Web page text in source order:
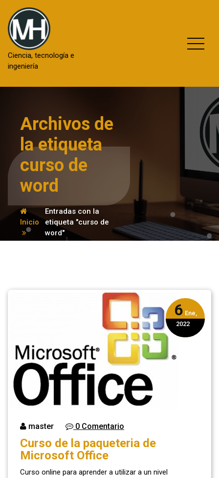
contenido
Ciencia, tecnología e
ingeniería
Archivos de
la etiqueta
curso de
word
Inicio
Entradas con la
etiqueta "curso de
word"
6 Ene,
2022
master 0 Comentario
Curso de la paqueteria de
Microsoft Office
Curso online para aprender a utilizar a un nivel